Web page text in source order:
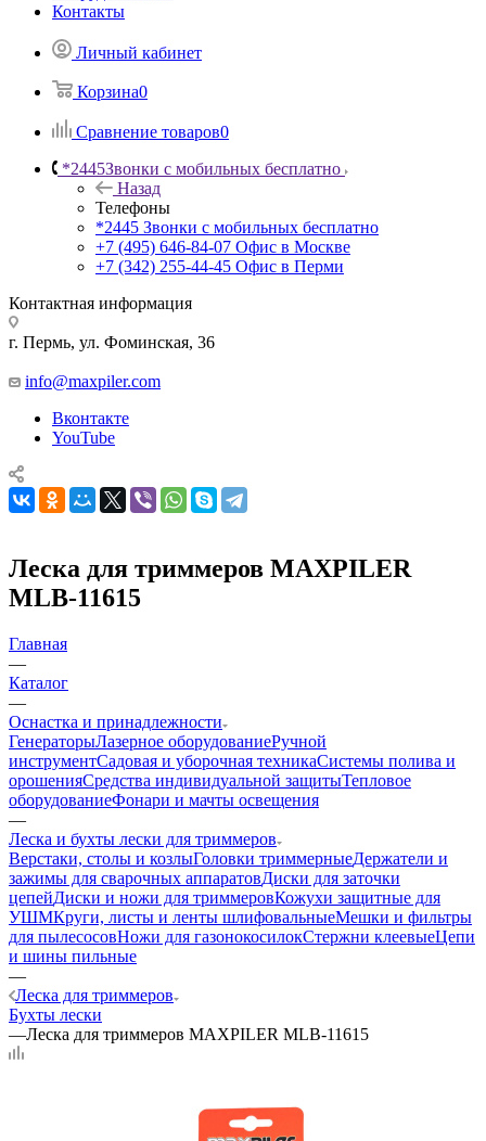
Контакты
Личный кабинет
Корзина0
Сравнение товаров0
*2445Звонки с мобильных бесплатно
Назад
Телефоны
*2445 Звонки с мобильных бесплатно
+7 (495) 646-84-07 Офис в Москве
+7 (342) 255-44-45 Офис в Перми
Контактная информация
г. Пермь, ул. Фоминская, 36
info@maxpiler.com
Вконтакте
YouTube
Леска для триммеров MAXPILER
MLB-11615
Главная
—
Каталог
—
Оснастка и принадлежности
ГенераторыЛазерное оборудованиеРучной
инструментСадовая и уборочная техникаСистемы полива и
орошенияСредства индивидуальной защитыТепловое
оборудованиеФонари и мачты освещения
—
Леска и бухты лески для триммеров
Верстаки, столы и козлыГоловки триммерныеДержатели и
зажимы для сварочных аппаратовДиски для заточки
цепейДиски и ножи для триммеровКожухи защитные для
УШМКруги, листы и ленты шлифовальныеМешки и фильтры
для пылесосовНожи для газонокосилокСтержни клеевыеЦепи
и шины пильные
—
Леска для триммеров
Бухты лески
—Леска для триммеров MAXPILER MLB-11615